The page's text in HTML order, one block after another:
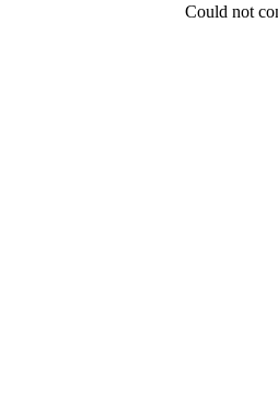
Could not